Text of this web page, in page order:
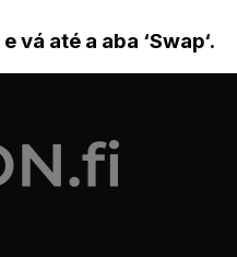
e vá até a aba ‘Swap‘.